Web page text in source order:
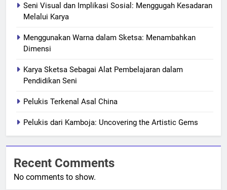
Seni Visual dan Implikasi Sosial: Menggugah Kesadaran
Melalui Karya
Menggunakan Warna dalam Sketsa: Menambahkan
Dimensi
Karya Sketsa Sebagai Alat Pembelajaran dalam
Pendidikan Seni
Pelukis Terkenal Asal China
Pelukis dari Kamboja: Uncovering the Artistic Gems
Recent Comments
No comments to show.